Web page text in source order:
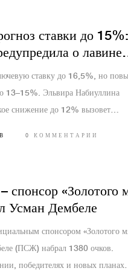
ставки до 15%:
о лавине
смягчении
ставку до 16,5%, но
13–15%. Эльвира Набиуллина
снижение до 12% вызовет
0 КОММЕНТАРИИ
спонсор «Золотого
Усман Дембеле
спонсором «Золотого
(ПСЖ) набрал 1380 очков.
победителях и новых планах